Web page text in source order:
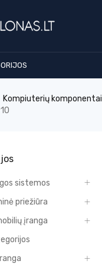
Kompiuterių komponentai
sistemos
priežiūra
įranga